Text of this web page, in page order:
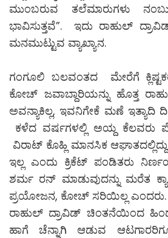
ಮುಂಬರುವ ತಲೆಮಾರುಗಳು
ಭಾವಿಸುತ್ತವೆ”. ಇದು ರಾಹುಲ್
ಮನಮುಟ್ಟುವ ವ್ಯಾಖ್ಯಾನ.
ಗಂಗೂಲಿ ಬಲವಂತದ ಮೇರೆಗೆ
ಕೋಚ್ ಜವಾಬ್ದಾರಿಯನ್ನು ಹೊತ್ತ
ಅವನ್ಯಾಕಿಲ್ಲ, ಇವನಿಗೇಕೆ ಮಣೆ ಇತ್ಯಾದಿ
ಕಳೆದ ವರ್ಷಗಳಲ್ಲಿ ಅಯ್ದ ಕೆಲವರು
ವಿರಾಟ್ ಕೊಹ್ಲಿ ಮಾನಸಿಕ
ಇಲ್ಲ ಎಂದು ಕ್ರಿಕೆಟ್ ಪಂಡಿತರು
ಶರ್ಮ ರನ್ ಮಾಡುವುದನ್ನು ಮರೆತ
ಪ್ರಯೋಜನ, ಕೋಚ್ ಸರಿಯಿಲ್ಲ ಎಂದರು.
ರಾಹುಲ್ ದ್ರಾವಿಡ್ ಚಿಂತನೆಯಿಂದ
ಹಾಗೆ ಚೆನ್ನಾಗಿ ಆಡುವ